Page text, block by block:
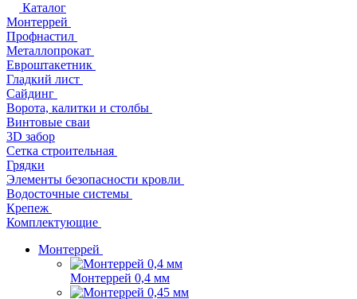
Каталог
Монтеррей
Профнастил
Металлопрокат
Евроштакетник
Гладкий лист
Сайдинг
Ворота, калитки и столбы
Винтовые сваи
3D забор
Сетка строительная
Грядки
Элементы безопасности кровли
Водосточные системы
Крепеж
Комплектующие
Монтеррей
Монтеррей 0,4 мм